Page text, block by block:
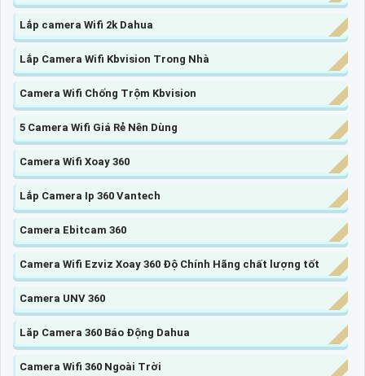
Lắp camera Wifi 2k Dahua
Lắp Camera Wifi Kbvision Trong Nhà
Camera Wifi Chống Trộm Kbvision
5 Camera Wifi Giá Rẻ Nên Dùng
Camera Wifi Xoay 360
Lắp Camera Ip 360 Vantech
Camera Ebitcam 360
Camera Wifi Ezviz Xoay 360 Độ Chính Hãng chất lượng tốt
Camera UNV 360
Lăp Camera 360 Báo Động Dahua
Camera Wifi 360 Ngoài Trời